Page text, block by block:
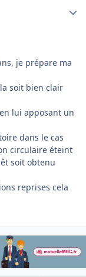
je prépare ma
soit bien clair
lui apposant un
dans le cas
circulaire éteint
soit obtenu
reprises cela